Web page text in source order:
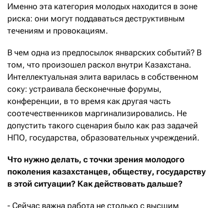
Именно эта категория молодых находится в зоне
риска: они могут поддаваться деструктивным
течениям и провокациям.
В чем одна из предпосылок январских событий? В
том, что произошел раскол внутри Казахстана.
Интеллектуальная элита варилась в собственном
соку: устраивала бесконечные форумы,
конференции, в то время как другая часть
соотечественников маргинализировались. Не
допустить такого сценария было как раз задачей
НПО, государства, образовательных учреждений.
Что нужно делать, с точки зрения молодого
поколения казахстанцев, обществу, государству
в этой ситуации? Как действовать дальше?
- Сейчас важна работа не столько с высшим